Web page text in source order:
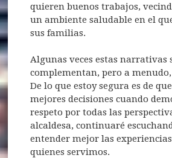
quieren buenos trabajos,
un ambiente saludable en el
sus familias.
Algunas veces estas narrativas
complementan, pero a
De lo que estoy segura es de
mejores decisiones cuando
respeto por todas las
alcaldesa, continuaré
entender mejor las
quienes servimos.